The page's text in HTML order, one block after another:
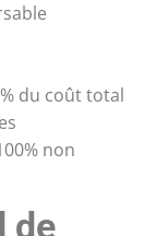
du coût total
non
de